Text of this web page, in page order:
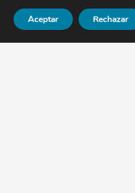
Horario:
Aceptar Rechazar